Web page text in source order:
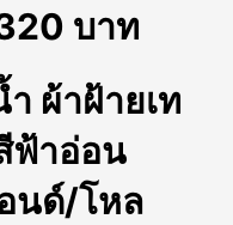
บาท
ผ้าฝ้ายเท
ฟ้าอ่อน
นด์/โหล